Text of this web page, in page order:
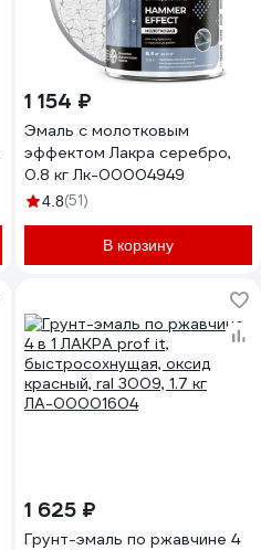
1 154 ₽
Эмаль с молотковым
эффектом Лакра серебро,
0.8 кг Лк-00004949
4.8(51)
В корзину
1 625 ₽
Грунт-эмаль по ржавчине 4